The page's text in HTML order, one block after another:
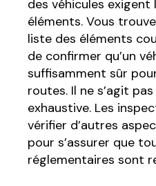
des véhicules exigent
éléments. Vous
liste des éléments
de confirmer qu’un
suffisamment sûr
routes. Il ne s’agit
exhaustive. Les
vérifier d’autres
pour s’assurer que
réglementaires sont